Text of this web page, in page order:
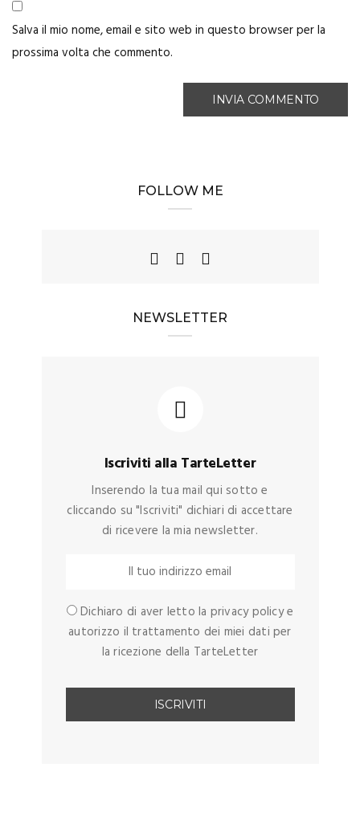
Salva il mio nome, email e sito web in questo browser per la
prossima volta che commento.
FOLLOW ME
NEWSLETTER
Iscriviti alla TarteLetter
Inserendo la tua mail qui sotto e
cliccando su "Iscriviti" dichiari di accettare
di ricevere la mia newsletter.
Dichiaro di aver letto la privacy policy e
autorizzo il trattamento dei miei dati per
la ricezione della TarteLetter